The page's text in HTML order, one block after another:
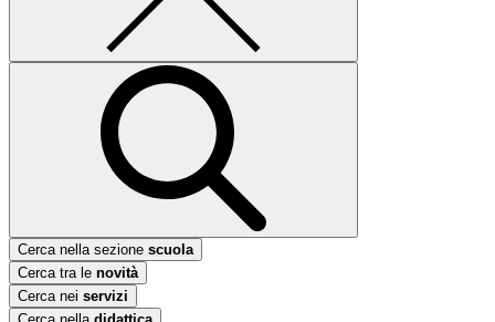
Cerca nella sezione scuola
Cerca tra le novità
Cerca nei servizi